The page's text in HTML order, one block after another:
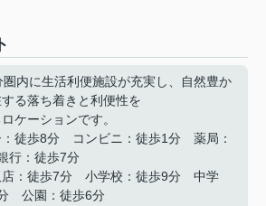
圏内に生活利便施設が充実し、自然豊か
る落ち着きと利便性を
ケーションです。
徒歩8分 コンビニ：徒歩1分 薬局：
行：徒歩7分
：徒歩7分 小学校：徒歩9分 中学
公園：徒歩6分